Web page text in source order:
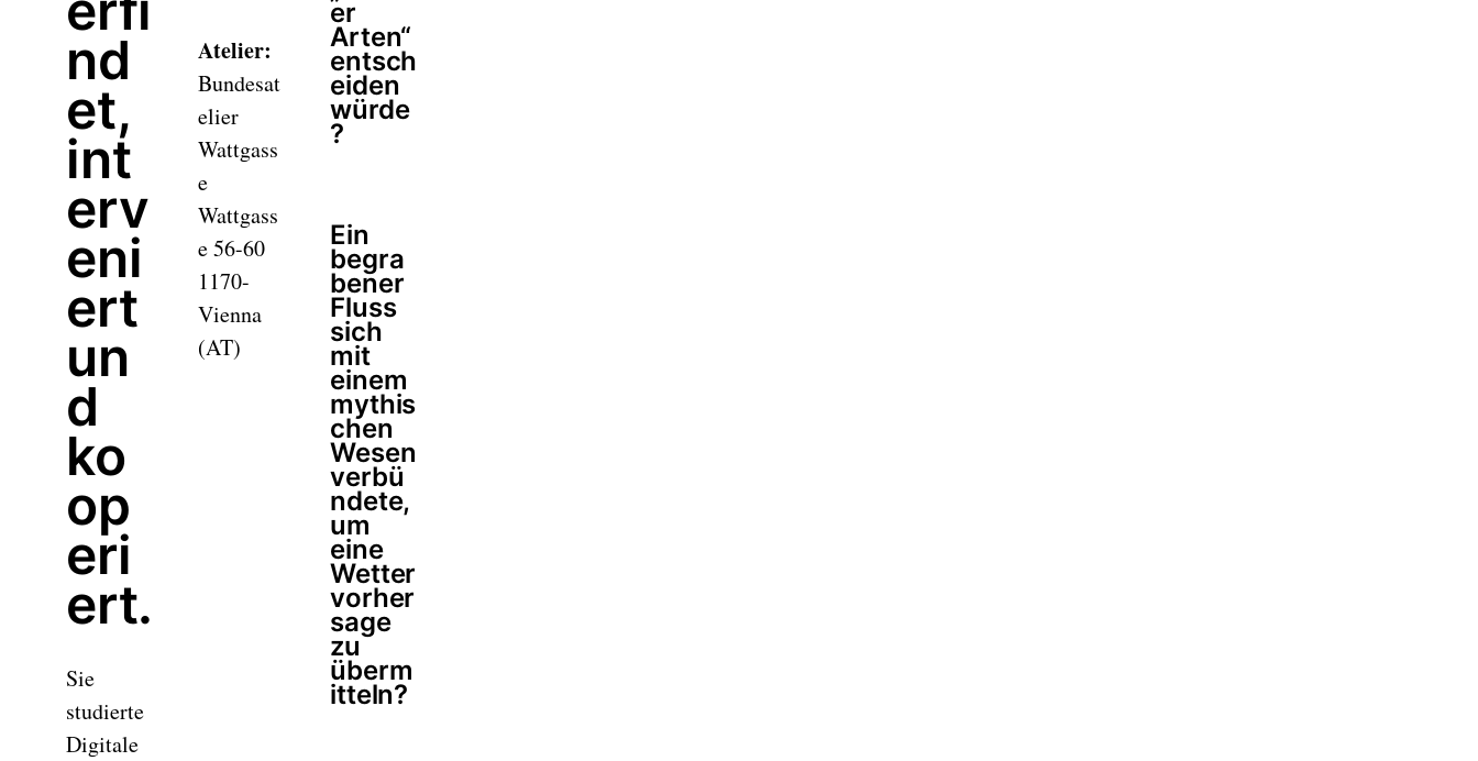
nd
et,
int
erv
eni
ert
un
d
ko
op
eri
ert.
Sie
studierte
Digitale
Atelier:
Bundesat
elier
Wattgass
e
Wattgass
e 56-60
1170-
Vienna
(AT)
er
Arten“
entsch
eiden
würde
?
Ein
begra
bener
Fluss
sich
mit
einem
mythis
chen
Wesen
verbü
ndete,
um
eine
Wetter
vorher
sage
zu
überm
itteln?